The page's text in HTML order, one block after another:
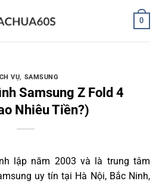
0
VỤ, SAMSUNG
Samsung Z Fold 4
Nhiêu Tiền?)
lập năm 2003 và là trung tâm
uy tín tại Hà Nội, Bắc Ninh,